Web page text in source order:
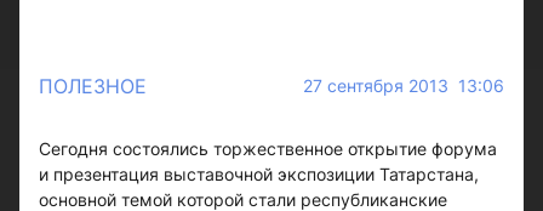
ПОЛЕЗНОЕ 27 сентября 2013 13:06
Сегодня состоялись торжественное открытие форума
и презентация выставочной экспозиции Татарстана,
основной темой которой стали республиканские